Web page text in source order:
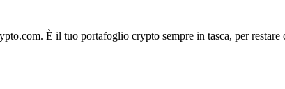
È il tuo portafoglio crypto sempre in tasca, per restare